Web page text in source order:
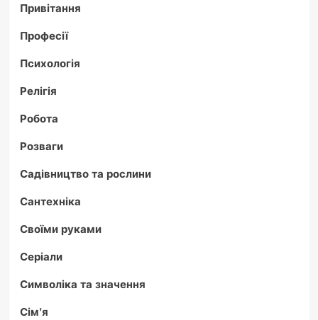
Привітання
Професії
Психологія
Релігія
Робота
Розваги
Садівництво та рослини
Сантехніка
Своїми руками
Серіали
Символіка та значення
Сім'я